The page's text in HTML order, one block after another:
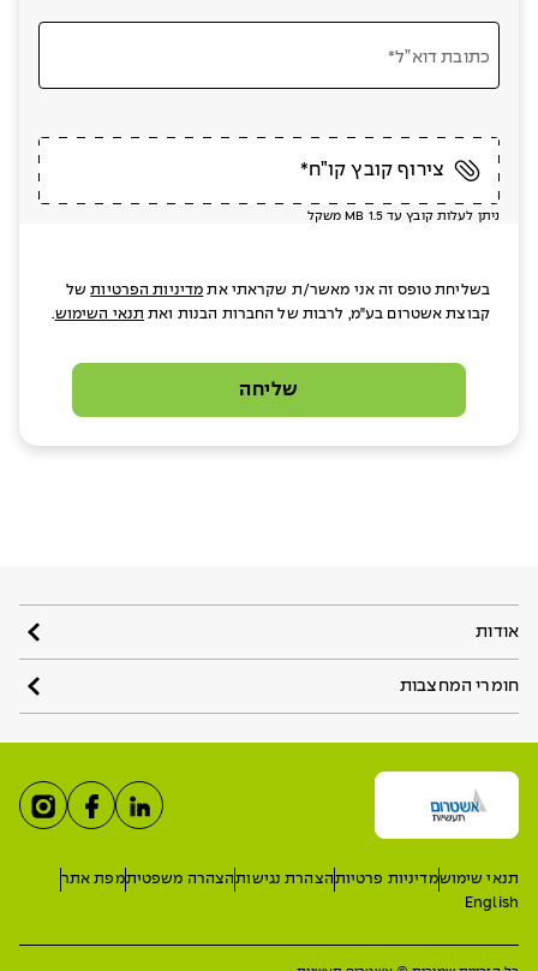
כתובת דוא”ל*
צירוף קובץ קו”ח*
ניתן לעלות קובץ עד MB 1.5 משקל
בשליחת טופס זה אני מאשר/ת שקראתי את מדיניות הפרטיותשל
קבוצת אשטרום בע"מ, לרבות של החברות הבנות ואת תנאי השימוש.
שליחה
אודות
חומרי המחצבות
תנאי שימושמדיניות פרטיותהצהרת נגישותהצהרה משפטיתמפת אתר
English